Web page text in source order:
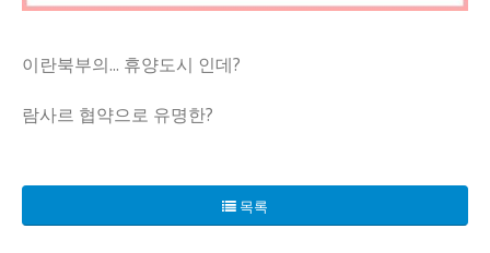
이란북부의... 휴양도시 인데?
람사르 협약으로 유명한?
람사르의 경치 좋은 해변을 방문하는 관광객들은 자연 방사
또한, 이 지역의 방사능 수치는 중국의 양장(3.51)이나 브라
목록